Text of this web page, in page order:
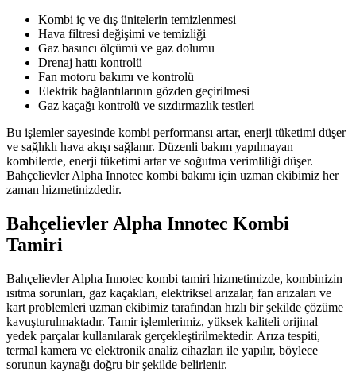
Kombi iç ve dış ünitelerin temizlenmesi
Hava filtresi değişimi ve temizliği
Gaz basıncı ölçümü ve gaz dolumu
Drenaj hattı kontrolü
Fan motoru bakımı ve kontrolü
Elektrik bağlantılarının gözden geçirilmesi
Gaz kaçağı kontrolü ve sızdırmazlık testleri
Bu işlemler sayesinde kombi performansı artar, enerji tüketimi düşer
ve sağlıklı hava akışı sağlanır. Düzenli bakım yapılmayan
kombilerde, enerji tüketimi artar ve soğutma verimliliği düşer.
Bahçelievler Alpha Innotec kombi bakımı için uzman ekibimiz her
zaman hizmetinizdedir.
Bahçelievler Alpha Innotec Kombi
Tamiri
Bahçelievler Alpha Innotec kombi tamiri hizmetimizde, kombinizin
ısıtma sorunları, gaz kaçakları, elektriksel arızalar, fan arızaları ve
kart problemleri uzman ekibimiz tarafından hızlı bir şekilde çözüme
kavuşturulmaktadır. Tamir işlemlerimiz, yüksek kaliteli orijinal
yedek parçalar kullanılarak gerçekleştirilmektedir. Arıza tespiti,
termal kamera ve elektronik analiz cihazları ile yapılır, böylece
sorunun kaynağı doğru bir şekilde belirlenir.